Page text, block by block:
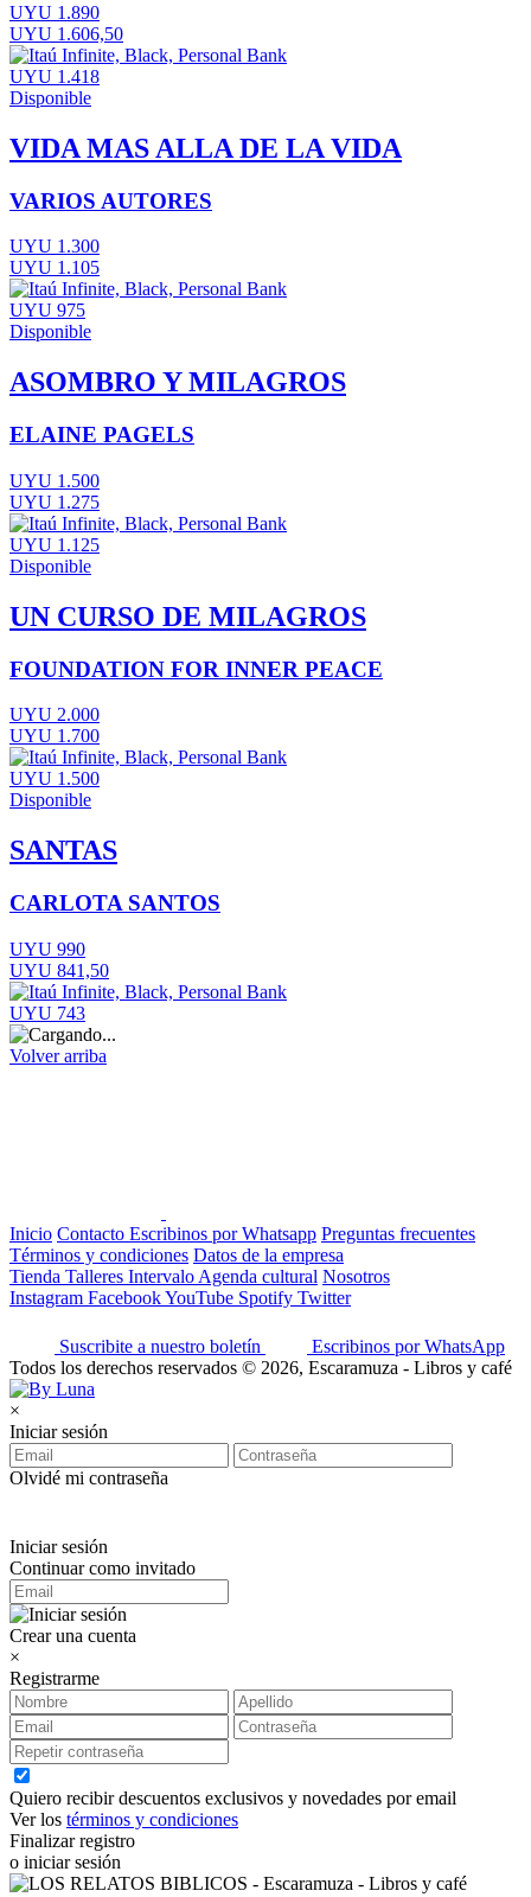
UYU 1.890
UYU 1.606,50
UYU 1.418
Disponible
VIDA MAS ALLA DE LA VIDA
VARIOS AUTORES
UYU 1.300
UYU 1.105
UYU 975
Disponible
ASOMBRO Y MILAGROS
ELAINE PAGELS
UYU 1.500
UYU 1.275
UYU 1.125
Disponible
UN CURSO DE MILAGROS
FOUNDATION FOR INNER PEACE
UYU 2.000
UYU 1.700
UYU 1.500
Disponible
SANTAS
CARLOTA SANTOS
UYU 990
UYU 841,50
UYU 743
Volver arriba
Inicio Contacto Escribinos por Whatsapp Preguntas frecuentes
Términos y condiciones Datos de la empresa
Tienda Talleres Intervalo Agenda cultural Nosotros
Instagram FacebookYouTube Spotify Twitter
Suscribite a nuestro boletín
Escribinos por WhatsApp
Todos los derechos reservados © 2026, Escaramuza - Libros y café
×
Iniciar sesión
Olvidé mi contraseña
Iniciar sesión
Continuar como invitado
Crear una cuenta
×
Registrarme
Quiero recibir descuentos exclusivos y novedades por email
Ver los términos y condiciones
Finalizar registro
o iniciar sesión